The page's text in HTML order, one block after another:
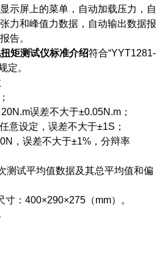
示屏上的菜单，自动加载压力，自
力和峰值力数据，自动输出数据报
告。
矩测试仪标准介绍符合“YYT1281-
定。
误差不大于±0.05N.m；
意设定，误差不大于±1S；
，误差不大于±1%，分辩率
测试平均值数据及其总平均值和偏
：400×290×275（mm）。